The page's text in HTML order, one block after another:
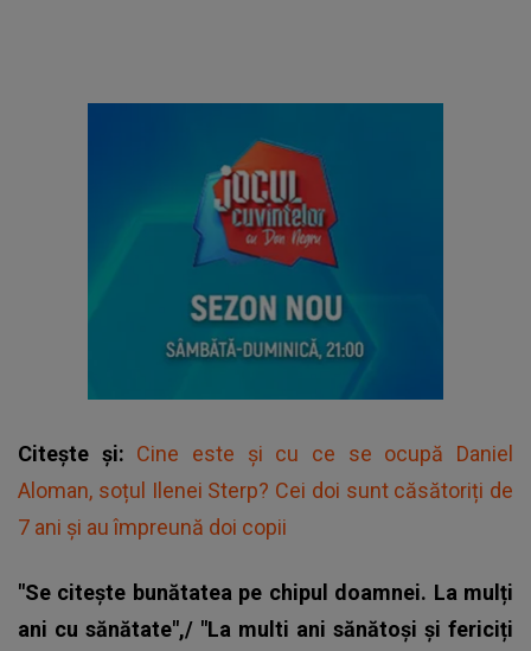
Citește și: Cine este și cu ce se ocupă Daniel
Aloman, soțul Ilenei Sterp? Cei doi sunt căsătoriți de
7 ani și au împreună doi copii
"Se citește bunătatea pe chipul doamnei. La mulți
ani cu sănătate",/ "La multi ani sănătoși și fericiți